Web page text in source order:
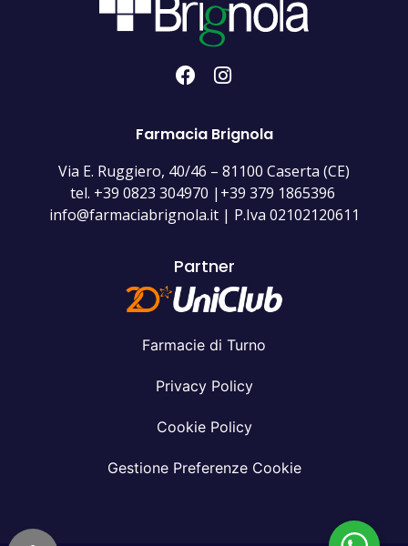
Farmacia Brignola
Via E. Ruggiero, 40/46 – 81100 Caserta (CE)
tel. +39 0823 304970 |+39 379 1865396
info@farmaciabrignola.it | P.Iva 02102120611
Partner
Farmacie di Turno
Privacy Policy
Cookie Policy
Gestione Preferenze Cookie